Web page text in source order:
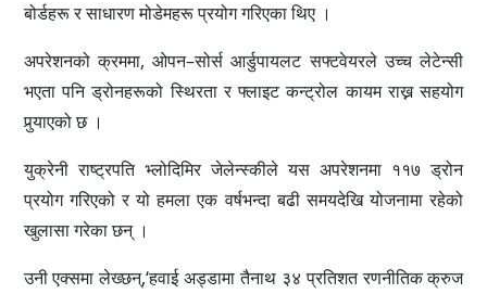
बोर्डहरू र साधारण मोडेमहरू प्रयोग गरिएका थिए ।
अपरेशनको क्रममा, ओपन–सोर्स आर्डुपायलट सफ्टवेयरले उच्च लेटेन्सी
भएता पनि ड्रोनहरूको स्थिरता र फ्लाइट कन्ट्रोल कायम राख्न सहयोग
पुर्‍याएको छ ।
युक्रेनी राष्ट्रपति भ्लोदिमिर जेलेन्स्कीले यस अपरेशनमा ११७ ड्रोन
प्रयोग गरिएको र यो हमला एक वर्षभन्दा बढी समयदेखि योजनामा रहेको
खुलासा गरेका छन् ।
उनी एक्समा लेख्छन्,‘हवाई अड्डामा तैनाथ ३४ प्रतिशत रणनीतिक क्रुज